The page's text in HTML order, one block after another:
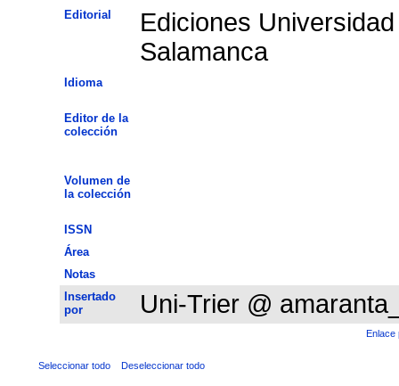
Editorial
Ediciones
Salamanca
Idioma
Editor de la
colección
Volumen de
la colección
ISSN
Área
Notas
Insertado
por
Uni-Trier @
Enlace
Seleccionar todo Deseleccionar todo